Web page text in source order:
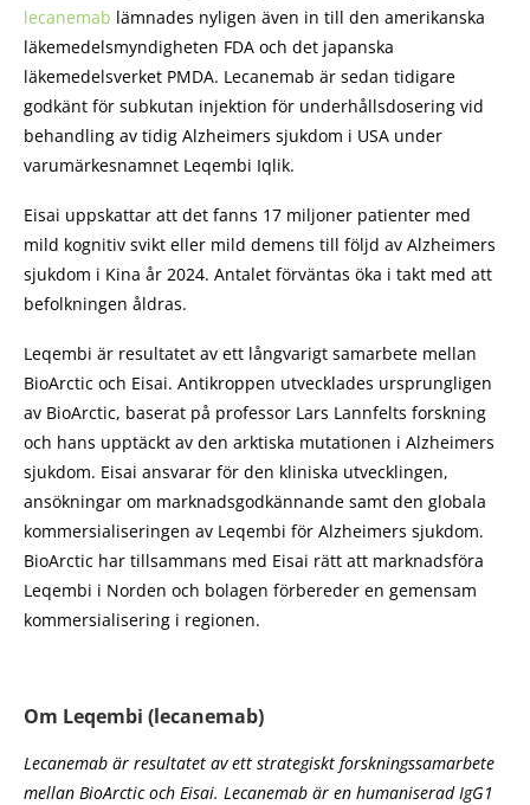
lecanemab lämnades nyligen även in till den amerikanska
läkemedelsmyndigheten FDA och det japanska
läkemedelsverket PMDA. Lecanemab är sedan tidigare
godkänt för subkutan injektion för underhållsdosering vid
behandling av tidig Alzheimers sjukdom i USA under
varumärkesnamnet Leqembi Iqlik.
Eisai uppskattar att det fanns 17 miljoner patienter med
mild kognitiv svikt eller mild demens till följd av Alzheimers
sjukdom i Kina år 2024. Antalet förväntas öka i takt med att
befolkningen åldras.
Leqembi är resultatet av ett långvarigt samarbete mellan
BioArctic och Eisai. Antikroppen utvecklades ursprungligen
av BioArctic, baserat på professor Lars Lannfelts forskning
och hans upptäckt av den arktiska mutationen i Alzheimers
sjukdom. Eisai ansvarar för den kliniska utvecklingen,
ansökningar om marknadsgodkännande samt den globala
kommersialiseringen av Leqembi för Alzheimers sjukdom.
BioArctic har tillsammans med Eisai rätt att marknadsföra
Leqembi i Norden och bolagen förbereder en gemensam
kommersialisering i regionen.
Om Leqembi (lecanemab)
Lecanemab är resultatet av ett strategiskt forskningssamarbete
mellan BioArctic och Eisai. Lecanemab är en humaniserad IgG1